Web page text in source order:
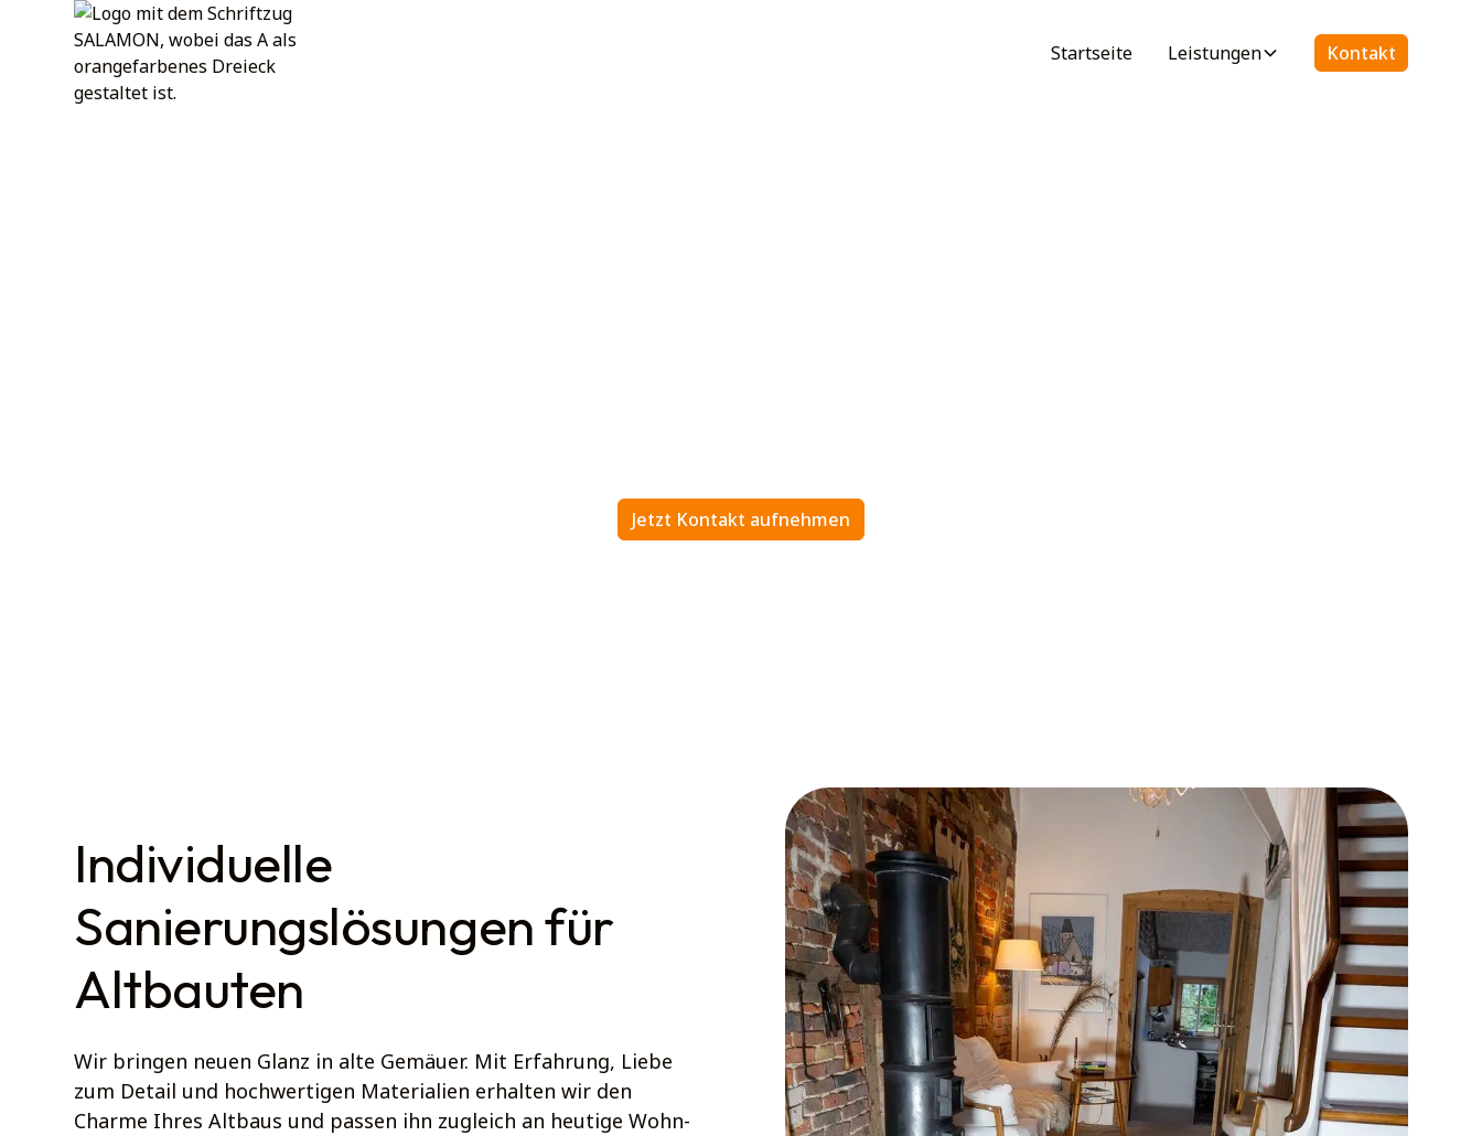
Startseite Leistungen Kontakt
Jetzt Kontakt aufnehmen
Individuelle
Sanierungslösungen für
Altbauten
Wir bringen neuen Glanz in alte Gemäuer. Mit Erfahrung, Liebe
zum Detail und hochwertigen Materialien erhalten wir den
Charme Ihres Altbaus und passen ihn zugleich an heutige Wohn-